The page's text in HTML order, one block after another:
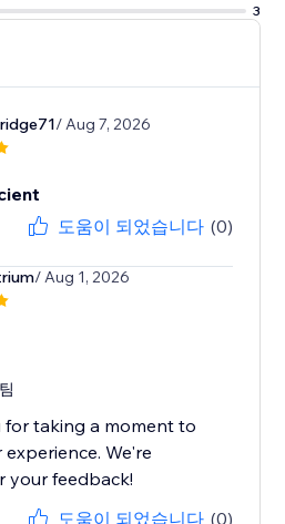
3
/ Aug 7, 2026
도움이 되었습니다 (0)
/ Aug 1, 2026
for taking a moment to
We're
your feedback!
도움이 되었습니다 (0)